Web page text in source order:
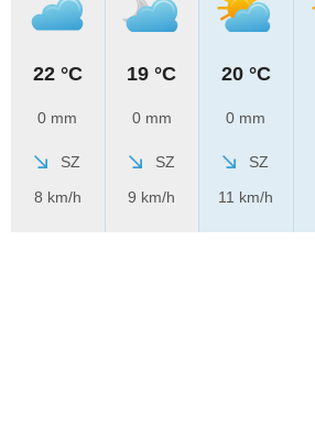
22 °C
0 mm
SZ
8 km/h
19 °C
0 mm
SZ
9 km/h
20 °C
0 mm
SZ
11 km/h